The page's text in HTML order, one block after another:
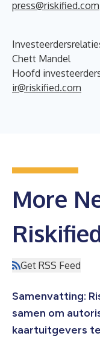
press@riskified.com
Chett Mandel
Hoofd
ir@riskified.com
More
Get RSS Feed
Samenvatting:
samen om
kaartuitgevers